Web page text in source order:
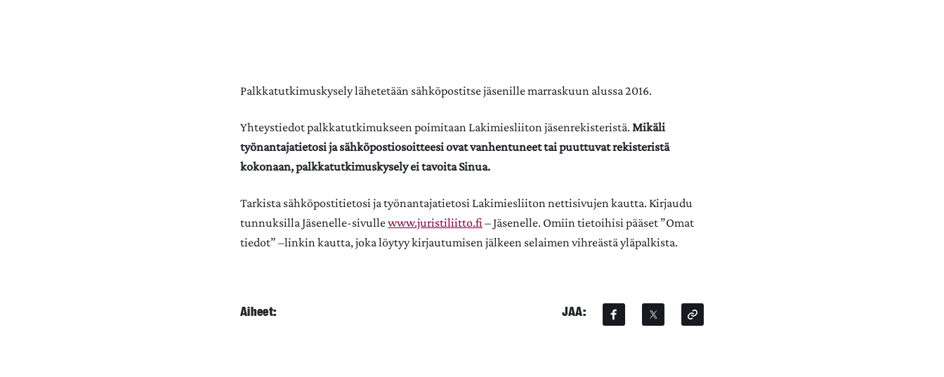
Palkkatutkimuskysely lähetetään sähköpostitse jäsenille marraskuun alussa 2016.
Yhteystiedot palkkatutkimukseen poimitaan Lakimiesliiton jäsenrekisteristä. Mikäli
työnantajatietosi ja sähköpostiosoitteesi ovat vanhentuneet tai puuttuvat rekisteristä
kokonaan, palkkatutkimuskysely ei tavoita Sinua.
Tarkista sähköpostitietosi ja työnantajatietosi Lakimiesliiton nettisivujen kautta. Kirjaudu
tunnuksilla Jäsenelle-sivullewww.juristiliitto.fi– Jäsenelle. Omiin tietoihisi pääset ”Omat
tiedot” –linkin kautta, joka löytyy kirjautumisen jälkeen selaimen vihreästä yläpalkista.
Aiheet: JAA: